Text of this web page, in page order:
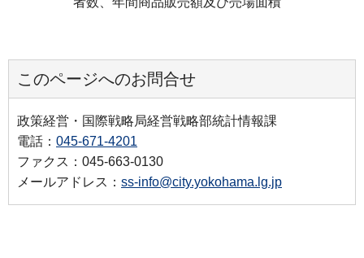
このページへのお問合せ
政策経営・国際戦略局経営戦略部統計情報課
電話： 045-671-4201
ファクス：045-663-0130
メールアドレス： ss-info@city.yokohama.lg.jp